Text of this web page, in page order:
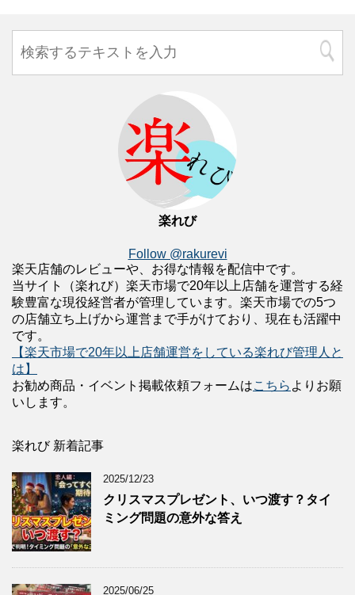
楽れび
Follow @rakurevi
楽天店舗のレビューや、お得な情報を配信中です。
当サイト（楽れび）楽天市場で20年以上店舗を運営する経
験豊富な現役経営者が管理しています。楽天市場での5つ
の店舗立ち上げから運営まで手がけており、現在も活躍中
です。
【楽天市場で20年以上店舗運営をしている楽れび管理人と
は】
お勧め商品・イベント掲載依頼フォームはこちら よりお願
いします。
楽れび 新着記事
2025/12/23
クリスマスプレゼント、いつ渡す？タイ
ミング問題の意外な答え
2025/06/25